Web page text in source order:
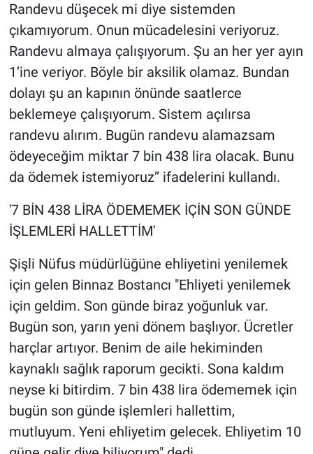
Randevu düşecek mi diye sistemden
çıkamıyorum. Onun mücadelesini veriyoruz.
Randevu almaya çalışıyorum. Şu an her yer ayın
1’ine veriyor. Böyle bir aksilik olamaz. Bundan
dolayı şu an kapının önünde saatlerce
beklemeye çalışıyorum. Sistem açılırsa
randevu alırım. Bugün randevu alamazsam
ödeyeceğim miktar 7 bin 438 lira olacak. Bunu
da ödemek istemiyoruz” ifadelerini kullandı.
'7 BİN 438 LİRA ÖDEMEMEK İÇİN SON GÜNDE
İŞLEMLERİ HALLETTİM'
Şişli Nüfus müdürlüğüne ehliyetini yenilemek
için gelen Binnaz Bostancı "Ehliyeti yenilemek
için geldim. Son günde biraz yoğunluk var.
Bugün son, yarın yeni dönem başlıyor. Ücretler
harçlar artıyor. Benim de aile hekiminden
kaynaklı sağlık raporum gecikti. Sona kaldım
neyse ki bitirdim. 7 bin 438 lira ödememek için
bugün son günde işlemleri hallettim,
mutluyum. Yeni ehliyetim gelecek. Ehliyetim 10